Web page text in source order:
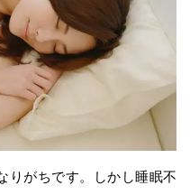
りがちです。しかし睡眠不